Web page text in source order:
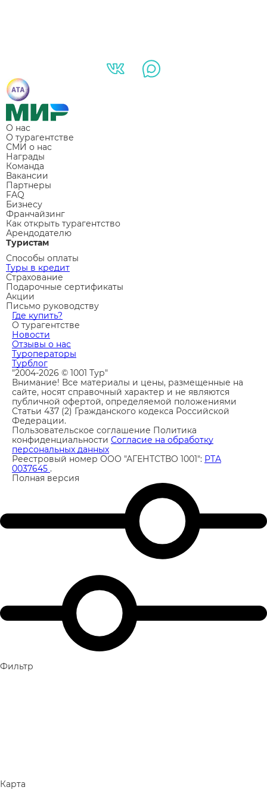
О нас
О турагентстве
СМИ о нас
Награды
Команда
Вакансии
Партнеры
FAQ
Бизнесу
Франчайзинг
Как открыть турагентство
Арендодателю
Туристам
Способы оплаты
Туры в кредит
Страхование
Подарочные сертификаты
Акции
Письмо руководству
Где купить?
О турагентстве
Новости
Отзывы о нас
Туроператоры
Турблог
"2004-2026 © 1001 Тур"
Внимание! Все материалы и цены, размещенные на
сайте, носят справочный характер и не являются
публичной офертой, определяемой положениями
Статьи 437 (2) Гражданского кодекса Российской
Федерации.
Пользовательское соглашение Политика
конфиденциальности Согласие на обработку
персональных данных
Реестровый номер ООО "АГЕНТСТВО 1001": РТА
0037645 .
Полная версия
Фильтр
Карта